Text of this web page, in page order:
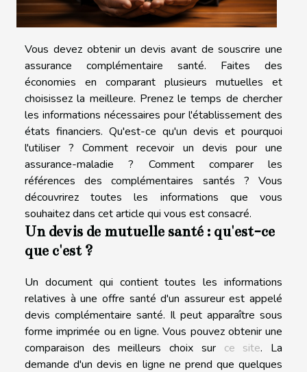
Vous devez obtenir un devis avant de souscrire une
assurance complémentaire santé. Faites des
économies en comparant plusieurs mutuelles et
choisissez la meilleure. Prenez le temps de chercher
les informations nécessaires pour l'établissement des
états financiers. Qu'est-ce qu'un devis et pourquoi
l'utiliser ? Comment recevoir un devis pour une
assurance-maladie ? Comment comparer les
références des complémentaires santés ? Vous
découvrirez toutes les informations que vous
souhaitez dans cet article qui vous est consacré.
Un devis de mutuelle santé : qu'est-ce
que c'est ?
Un document qui contient toutes les informations
relatives à une offre santé d'un assureur est appelé
devis complémentaire santé. Il peut apparaître sous
forme imprimée ou en ligne. Vous pouvez obtenir une
comparaison des meilleurs choix sur ce site. La
demande d'un devis en ligne ne prend que quelques